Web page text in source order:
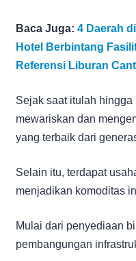
Baca Juga: 4 Daerah
Hotel Berbintang
Referensi Liburan
Sejak saat itulah
mewariskan dan
yang terbaik dari
Selain itu, terdapat
menjadikan komoditas
Mulai dari penyediaan
pembangungan